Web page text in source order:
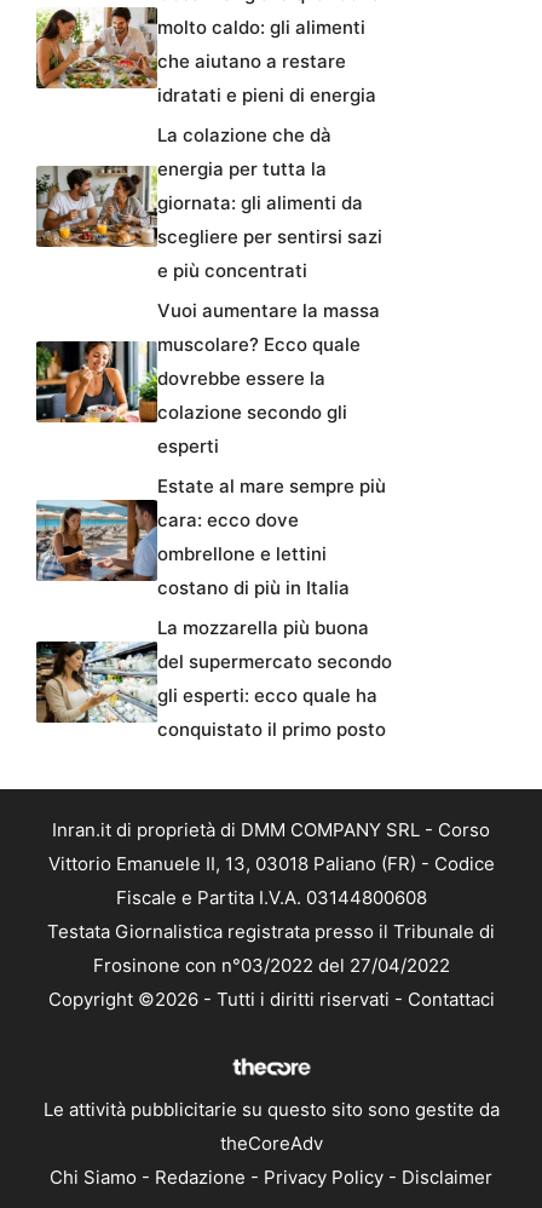
molto caldo: gli alimenti
che aiutano a restare
idratati e pieni di energia
La colazione che dà
energia per tutta la
giornata: gli alimenti da
scegliere per sentirsi sazi
e più concentrati
Vuoi aumentare la massa
muscolare? Ecco quale
dovrebbe essere la
colazione secondo gli
esperti
Estate al mare sempre più
cara: ecco dove
ombrellone e lettini
costano di più in Italia
La mozzarella più buona
del supermercato secondo
gli esperti: ecco quale ha
conquistato il primo posto
Inran.it di proprietà di DMM COMPANY SRL - Corso
Vittorio Emanuele II, 13, 03018 Paliano (FR) - Codice
Fiscale e Partita I.V.A. 03144800608
Testata Giornalistica registrata presso il Tribunale di
Frosinone con n°03/2022 del 27/04/2022
Copyright ©2026 - Tutti i diritti riservati - Contattaci
Le attività pubblicitarie su questo sito sono gestite da
theCoreAdv
Chi Siamo - Redazione - Privacy Policy - Disclaimer